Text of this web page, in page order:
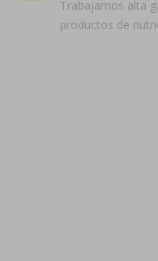
Trabajamos alta
productos de